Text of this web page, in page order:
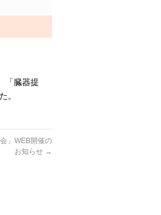
「臓器提
。
」WEB開催の
お知らせ →